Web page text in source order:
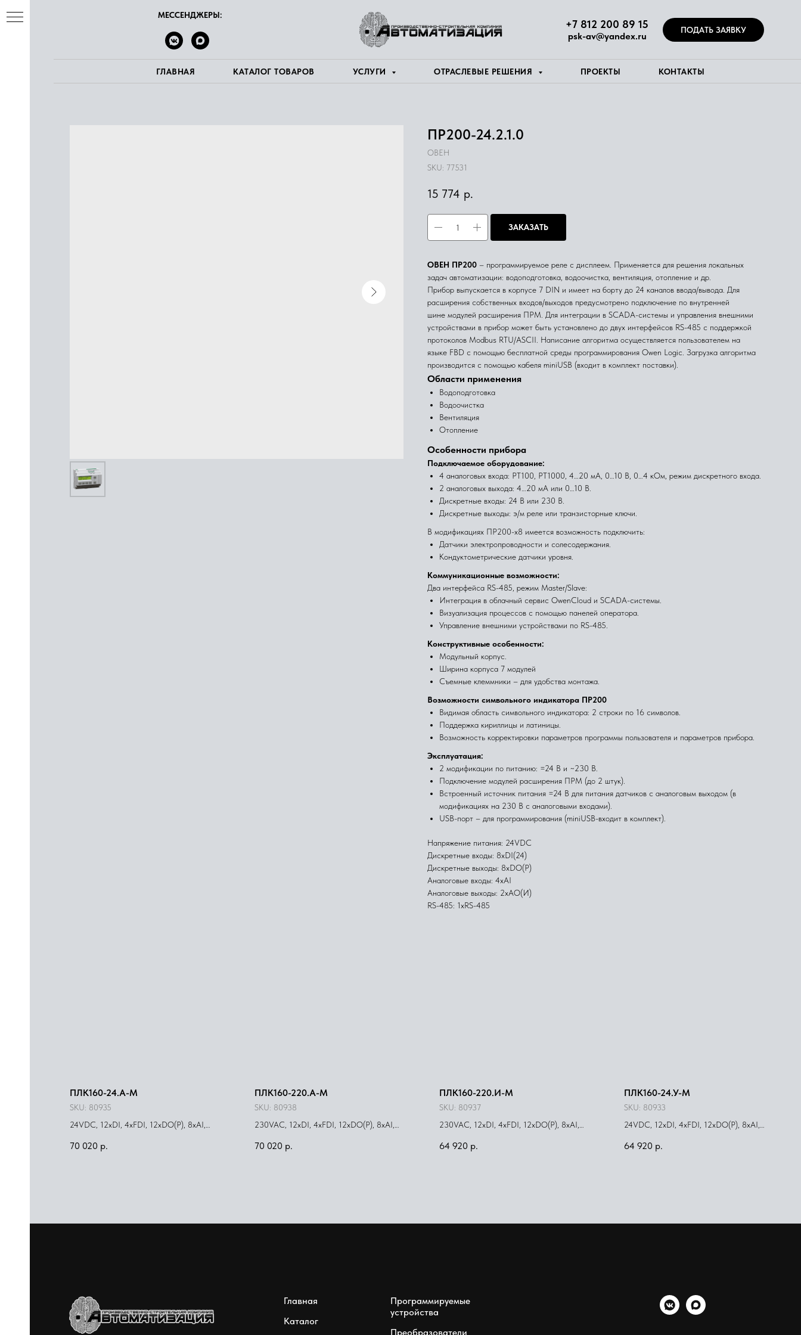
МЕССЕНДЖЕРЫ:
+7 812 200 89 15
psk-av@yandex.ru
ПОДАТЬ ЗАЯВКУ
ГЛАВНАЯ КАТАЛОГ ТОВАРОВ УСЛУГИ ОТРАСЛЕВЫЕ РЕШЕНИЯ ПРОЕКТЫ КОНТАКТЫ
ПР200-24.2.1.0
ОВЕН
SKU: 77531
15 774 р.
ЗАКАЗАТЬ
ОВЕН ПР200 – программируемое реле с дисплеем. Применяется для решения локальных
задач автоматизации: водоподготовка, водоочистка, вентиляция, отопление и др.
Прибор выпускается в корпусе 7 DIN и имеет на борту до 24 каналов ввода/вывода. Для
расширения собственных входов/выходов предусмотрено подключение по внутренней
шине модулей расширения ПРМ. Для интеграции в SCADA-системы и управления внешними
устройствами в прибор может быть установлено до двух интерфейсов RS-485 с поддержкой
протоколов Modbus RTU/ASCII. Написание алгоритма осуществляется пользователем на
языке FBD с помощью бесплатной среды программирования Owen Logic. Загрузка алгоритма
производится с помощью кабеля miniUSB (входит в комплект поставки).
Области применения
Водоподготовка
Водоочистка
Вентиляция
Отопление
Особенности прибора
Подключаемое оборудование:
4 аналоговых входа: РТ100, РТ1000, 4…20 мА, 0…10 В, 0…4 кОм, режим дискретного входа.
2 аналоговых выхода: 4…20 мА или 0…10 В.
Дискретные входы: 24 В или 230 В.
Дискретные выходы: э/м реле или транзисторные ключи.
В модификациях ПР200-х8 имеется возможность подключить:
Датчики электропроводности и солесодержания.
Кондуктометрические датчики уровня.
Коммуникационные возможности:
Два интерфейса RS-485, режим Master/Slave:
Интеграция в облачный сервис OwenCloud и SCADA-системы.
Визуализация процессов с помощью панелей оператора.
Управление внешними устройствами по RS-485.
Конструктивные особенности:
Модульный корпус.
Ширина корпуса 7 модулей
Съемные клеммники – для удобства монтажа.
Возможности символьного индикатора ПР200
Видимая область символьного индикатора: 2 строки по 16 символов.
Поддержка кириллицы и латиницы.
Возможность корректировки параметров программы пользователя и параметров прибора.
Эксплуатация:
2 модификации по питанию: =24 В и ~230 В.
Подключение модулей расширения ПРМ (до 2 штук).
Встроенный источник питания =24 В для питания датчиков с аналоговым выходом (в
модификациях на 230 В с аналоговыми входами).
USB-порт – для программирования (miniUSB-входит в комплект).
Напряжение питания: 24VDC
Дискретные входы: 8xDI(24)
Дискретные выходы: 8xDO(Р)
Аналоговые входы: 4xAI
Аналоговые выходы: 2xAO(И)
RS-485: 1xRS-485
ПЛК160-24.А-М
SKU: 80935
24VDC, 12xDI, 4xFDI, 12xDO(Р), 8xAI,
70 020 р.
ПЛК160-220.А-М
SKU: 80938
230VAC, 12xDI, 4xFDI, 12xDO(Р), 8xAI,
70 020 р.
ПЛК160-220.И-М
SKU: 80937
230VAC, 12xDI, 4xFDI, 12xDO(Р), 8xAI,
64 920 р.
ПЛК160-24.У-М
SKU: 80933
24VDC, 12xDI, 4xFDI, 12xDO(Р), 8xAI,
64 920 р.
Главная
Каталог
Программируемые
устройства
Преобразователи